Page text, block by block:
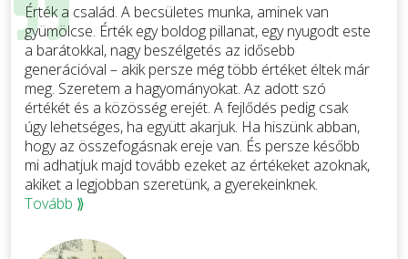
Érték a család. A becsületes munka, aminek van
gyümölcse. Érték egy boldog pillanat, egy nyugodt este
a barátokkal, nagy beszélgetés az idősebb
generációval – akik persze még több értéket éltek már
meg. Szeretem a hagyományokat. Az adott szó
értékét és a közösség erejét. A fejlődés pedig csak
úgy lehetséges, ha együtt akarjuk. Ha hiszünk abban,
hogy az összefogásnak ereje van. És persze később
mi adhatjuk majd tovább ezeket az értékeket azoknak,
akiket a legjobban szeretünk, a gyerekeinknek.
Tovább ⟫